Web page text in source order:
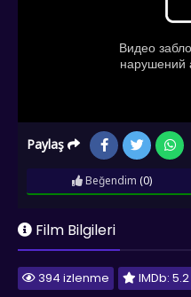
Paylaş
Beğendim (0)
Film Bilgileri
394 izlenme IMDb: 5.2